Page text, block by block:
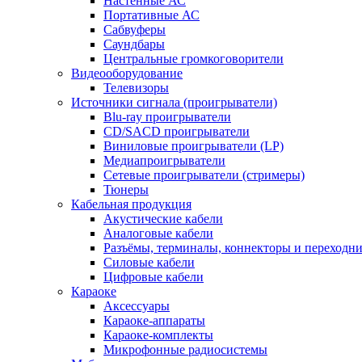
Портативные АС
Сабвуферы
Саундбары
Центральные громкоговорители
Видеооборудование
Телевизоры
Источники сигнала (проигрыватели)
Blu-ray проигрыватели
CD/SACD проигрыватели
Виниловые проигрыватели (LP)
Медиапроигрыватели
Сетевые проигрыватели (стримеры)
Тюнеры
Кабельная продукция
Акустические кабели
Аналоговые кабели
Разъёмы, терминалы, коннекторы и
Силовые кабели
Цифровые кабели
Караоке
Аксессуары
Караоке-аппараты
Караоке-комплекты
Микрофонные радиосистемы